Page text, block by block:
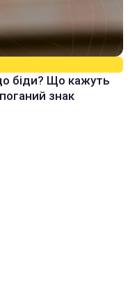
біди? Що кажуть
знак